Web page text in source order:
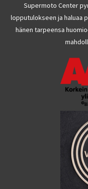
Supermoto Center
lopputulokseen ja haluaa
hänen tarpeensa